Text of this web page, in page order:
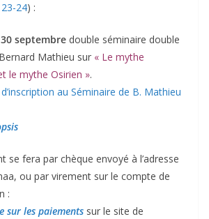
24) :
septembre double séminaire double
Mathieu sur « Le mythe
le mythe Osirien ».
au Séminaire de B. Mathieu
se fera par chèque envoyé à l’adresse
ou par virement sur le compte de
:
sur les paiements sur le site de